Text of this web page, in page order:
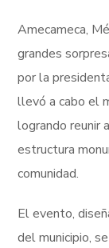
Amecameca,
grandes
por la
llevó a cabo el
logrando reunir
estructura
comunidad.
El evento,
del municipio,